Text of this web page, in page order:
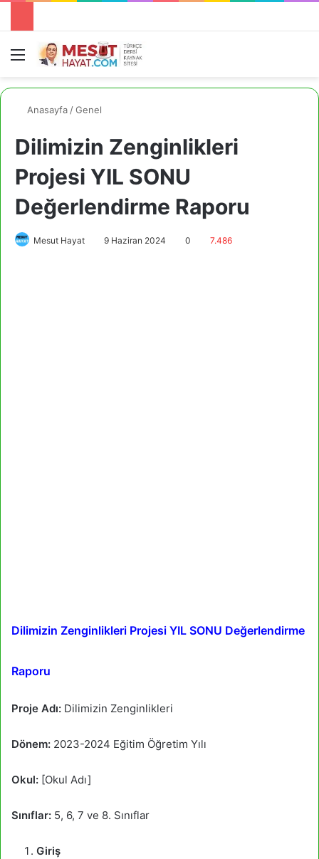
Menü
Anasayfa /Genel
Dilimizin Zenginlikleri
Projesi YIL SONU
Değerlendirme Raporu
Mesut Hayat 9 Haziran 2024 0 7.486
Dilimizin Zenginlikleri Projesi YIL SONU Değerlendirme
Raporu
Proje Adı: Dilimizin Zenginlikleri
Dönem: 2023-2024 Eğitim Öğretim Yılı
Okul: [Okul Adı]
Sınıflar: 5, 6, 7 ve 8. Sınıflar
Giriş